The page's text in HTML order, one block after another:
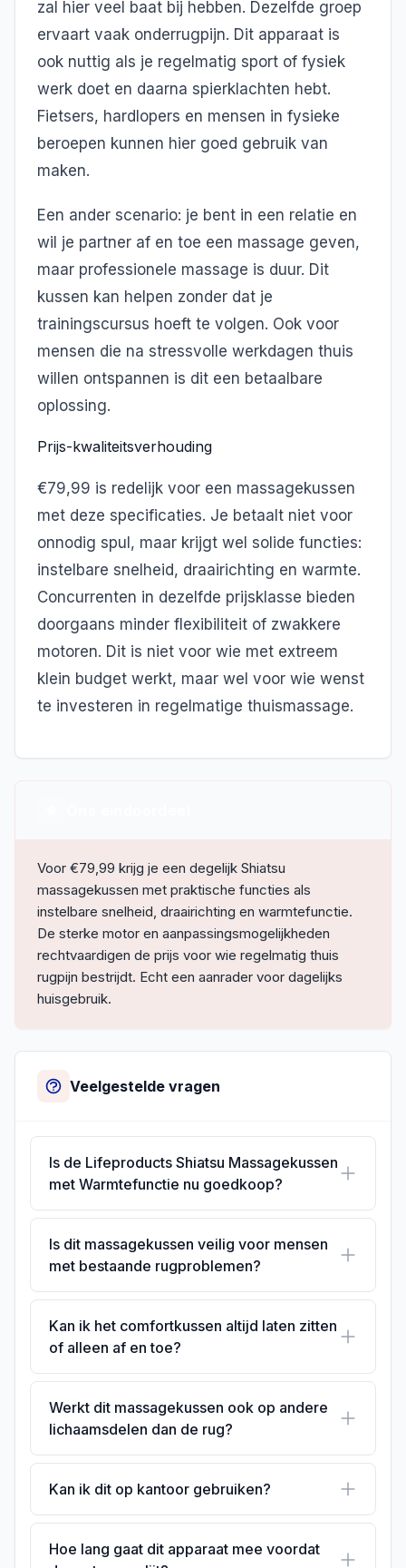
zal hier veel baat bij hebben. Dezelfde groep
ervaart vaak onderrugpijn. Dit apparaat is
ook nuttig als je regelmatig sport of fysiek
werk doet en daarna spierklachten hebt.
Fietsers, hardlopers en mensen in fysieke
beroepen kunnen hier goed gebruik van
maken.
Een ander scenario: je bent in een relatie en
wil je partner af en toe een massage geven,
maar professionele massage is duur. Dit
kussen kan helpen zonder dat je
trainingscursus hoeft te volgen. Ook voor
mensen die na stressvolle werkdagen thuis
willen ontspannen is dit een betaalbare
oplossing.
Prijs-kwaliteitsverhouding
€79,99 is redelijk voor een massagekussen
met deze specificaties. Je betaalt niet voor
onnodig spul, maar krijgt wel solide functies:
instelbare snelheid, draairichting en warmte.
Concurrenten in dezelfde prijsklasse bieden
doorgaans minder flexibiliteit of zwakkere
motoren. Dit is niet voor wie met extreem
klein budget werkt, maar wel voor wie wenst
te investeren in regelmatige thuismassage.
Voor €79,99 krijg je een degelijk Shiatsu
massagekussen met praktische functies als
instelbare snelheid, draairichting en warmtefunctie.
De sterke motor en aanpassingsmogelijkheden
rechtvaardigen de prijs voor wie regelmatig thuis
rugpijn bestrijdt. Echt een aanrader voor dagelijks
huisgebruik.
Veelgestelde vragen
Is de Lifeproducts Shiatsu Massagekussen
met Warmtefunctie nu goedkoop?
Is dit massagekussen veilig voor mensen
met bestaande rugproblemen?
Kan ik het comfortkussen altijd laten zitten
of alleen af en toe?
Werkt dit massagekussen ook op andere
lichaamsdelen dan de rug?
Kan ik dit op kantoor gebruiken?
Hoe lang gaat dit apparaat mee voordat